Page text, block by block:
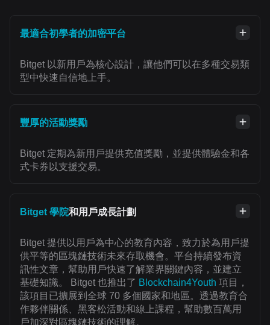
最適合初學者的加密平台
Bitget 以新用戶為核心設計，讓他們可以在多種交易類
型中快速自信地上手。
豐厚的活動獎勵
Bitget 定期為新用戶提供充值獎勵，並提供體驗金和各
式卡券以支援交易。
Bitget 學院和用戶成長計劃
Bitget 提供以用戶為中心的教育內容，致力於為用戶提
供平等的區塊鏈技術未來存取機會。平台持續發布資
訊性文章，幫助用戶快速了解業界關鍵內容，並建立
基礎知識。 Bitget 也推出了 Blockchain4Youth 項目，
該項目已擴展到全球 70 多個國家和地區。透過教育合
作夥伴關係、黑客松活動和線上課程，幫助數百萬用
戶加深對區塊鏈技術的理解。